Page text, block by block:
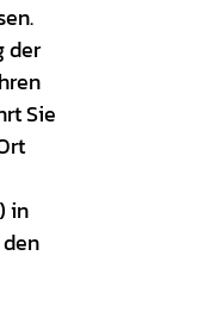
der
Sie
in